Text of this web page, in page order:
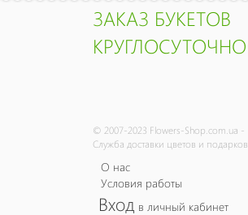
ЗАКАЗ БУКЕТОВ
КРУГЛОСУТОЧНО
© 2007-2023 Flowers-Shop.com.ua -
Служба доставки цветов и подарков
О нас
Условия работы
Вход в личный кабинет